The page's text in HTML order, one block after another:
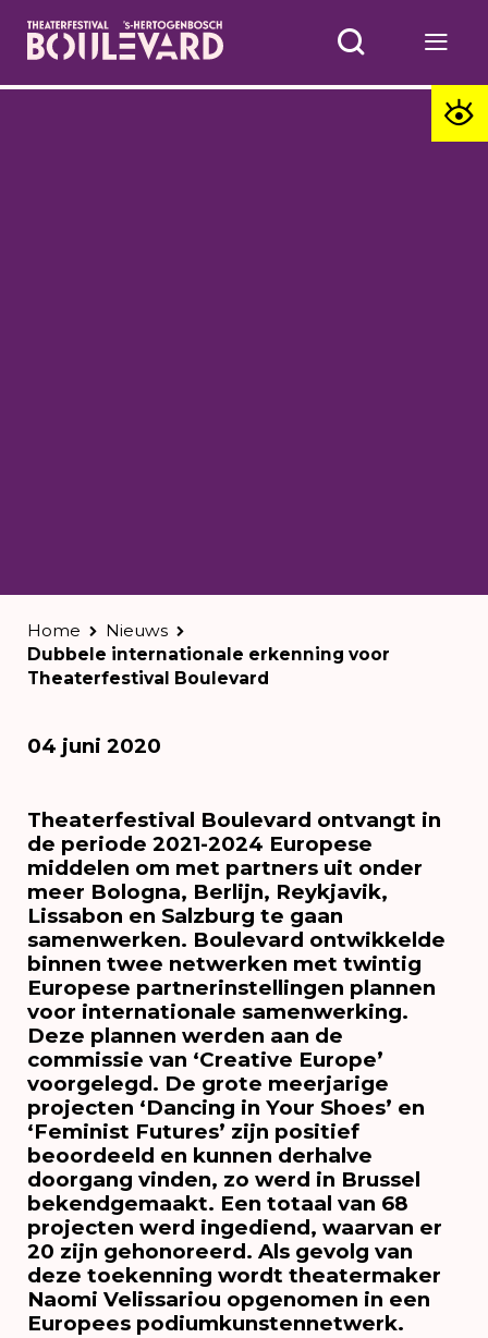
Home
Nieuws
Dubbele internationale erkenning voor
Theaterfestival Boulevard
04 juni 2020
Theaterfestival Boulevard ontvangt in
de periode 2021-2024 Europese
middelen om met partners uit onder
meer Bologna, Berlijn, Reykjavik,
Lissabon en Salzburg te gaan
samenwerken. Boulevard ontwikkelde
binnen twee netwerken met twintig
Europese partnerinstellingen plannen
voor internationale samenwerking.
Deze plannen werden aan de
commissie van ‘Creative Europe’
voorgelegd. De grote meerjarige
projecten ‘Dancing in Your Shoes’ en
‘Feminist Futures’ zijn positief
beoordeeld en kunnen derhalve
doorgang vinden, zo werd in Brussel
bekendgemaakt. Een totaal van 68
projecten werd ingediend, waarvan er
20 zijn gehonoreerd. Als gevolg van
deze toekenning wordt theatermaker
Naomi Velissariou opgenomen in een
Europees podiumkunstennetwerk.